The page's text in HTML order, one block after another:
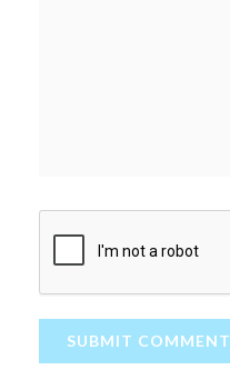
SUBMIT COMMENT